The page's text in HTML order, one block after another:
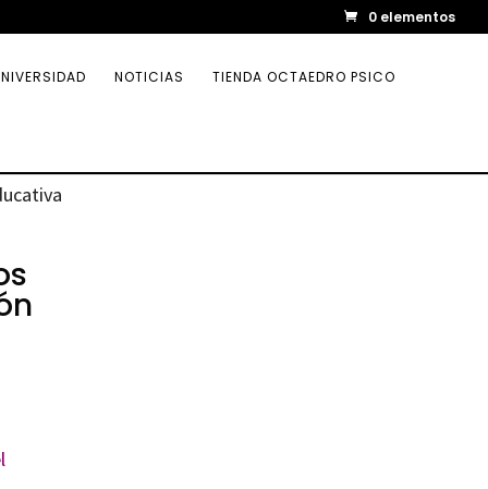
0 elementos
NOTICIAS TIENDA OCTAEDRO PSICO